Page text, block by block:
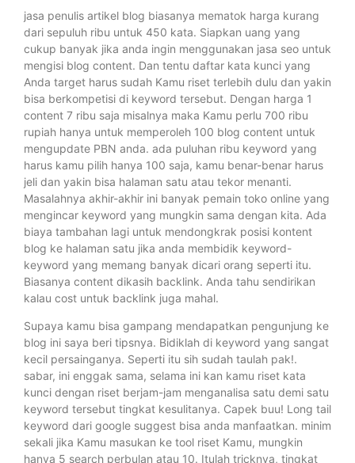
jasa penulis artikel blog biasanya mematok harga kurang
dari sepuluh ribu untuk 450 kata. Siapkan uang yang
cukup banyak jika anda ingin menggunakan jasa seo untuk
mengisi blog content. Dan tentu daftar kata kunci yang
Anda target harus sudah Kamu riset terlebih dulu dan yakin
bisa berkompetisi di keyword tersebut. Dengan harga 1
content 7 ribu saja misalnya maka Kamu perlu 700 ribu
rupiah hanya untuk memperoleh 100 blog content untuk
mengupdate PBN anda. ada puluhan ribu keyword yang
harus kamu pilih hanya 100 saja, kamu benar-benar harus
jeli dan yakin bisa halaman satu atau tekor menanti.
Masalahnya akhir-akhir ini banyak pemain toko online yang
mengincar keyword yang mungkin sama dengan kita. Ada
biaya tambahan lagi untuk mendongkrak posisi kontent
blog ke halaman satu jika anda membidik keyword-
keyword yang memang banyak dicari orang seperti itu.
Biasanya content dikasih backlink. Anda tahu sendirikan
kalau cost untuk backlink juga mahal.
Supaya kamu bisa gampang mendapatkan pengunjung ke
blog ini saya beri tipsnya. Bidiklah di keyword yang sangat
kecil persainganya. Seperti itu sih sudah taulah pak!.
sabar, ini enggak sama, selama ini kan kamu riset kata
kunci dengan riset berjam-jam menganalisa satu demi satu
keyword tersebut tingkat kesulitanya. Capek buu! Long tail
keyword dari google suggest bisa anda manfaatkan. minim
sekali jika Kamu masukan ke tool riset Kamu, mungkin
hanya 5 search perbulan atau 10. Itulah tricknya, tingkat